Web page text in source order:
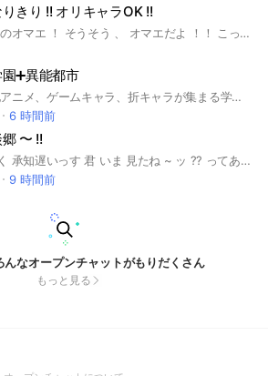
対応がし
主マが分から
く教えて上げたり、 ロルのやり方を実際
あげる事も！ もちろん、初心者さんにも
、 ちゃんと大事なノートを見ずに好き勝
人が多い ────────
ず騒いでおっけ~！ 3， イベント盛
控えているイベントが沢
祭…他には体育祭や決勝祭まで！ 誰でも
ゃないかな？ 皆、入ってみよう！！ 荒
徒 #東方Project #也 #nrkr #オリキャラ #
折
きり !! オリキャラOK !!
あっ ！ そこのオマエ ！ そうそう 、 オマエだよ ！！ こっちに来て ！ ちょっと長いかもだけど 、 最後まで見てくれよな ！！ まず自己紹介だ ！ オイラはパイモン ！ ここの管理人を務めているぞ ！ 非常食じゃないからな ！？ - - - - - - - - - - - - - - - - - ✄ 次に 、 ここの基本的な決まりについて話すぞ ！ 悪口 、 荒らし 、 地雷踏みなど 、 人を傷付けることはゼーッタイにダメ ！！ まっ 、 オマエは良い子だから 、 そんなことしないと思うけどな ！！ スタンプも無しだから気をつけろよ ！！ 最低限ここまで守ってくれればOK ！ ちゃんと読んでくれて 、 ありがとうな ！！ 初心者でも大歓迎 ！ 分からないことがあったらなんでも教えるから 、 遠慮なく聞けよ ！？ ⚠️重要⚠️ 『 入る時は、未定の状態で入ること‼️ 』 ↑ 場合によっては荒らしと見なして削除するかもしれないから 、 守って欲しいぞ ！！ そして 、 ここの合言葉は 『 最高の仲間 』 それじゃ楽しんで ！！ ようこそ 、 ｢ 全キャラ なりきり !! ｣ へ ！ たぐ⬇️ #全キャラなりきり #なりきり #全也 #アニメ #原神 #ホロライブ #にじさんじ #実況者 #鬼滅の刃 #崩スタ #チェンソーマン #呪術廻戦 #暗殺教室 #葬送のフリーレン #ガンダム #HUNTER × HUNTER #進撃の巨人 #ゼンゼロ #怪獣8号 #マッシュル #ヒプノシスマイク #文スト #プロセカ #東方Project #ダンダダン #ウィンブレ #ブルーロック #リゼロ #ONEPIECE
➕異能都市
#ここは、他アニメ、ゲームキャラ、折キャラが集まる学園そして都市です。 チートオリキャラあり、ありだけど強すぎるキャラクターは、使用が出来ません!! 最初に、ルールを絶対みてね? 主チャでのガチ喧嘩や荒らし即抜け'はやめてくださいね? まぁ面倒な話はあとだ!! 詳しくは、中で対応するね!! 君たちの入学を待ってます #雑談 #学園 #全也 #全なり #なりきり #也 #需要 #東方 ロスワ #ワンピース #呪術廻戦 #ダンダダン #怪人 宇宙人 怪獣 ウルトラマン #終末のワルキューレ #ブルーアーカイブ #ゼンゼロ #原神 #崩壊スターレース #初めの一歩 #クトュルフ神話 #魔法少女ノ魔女裁判 #活動者 #ダークギャザリング #映画 #この素晴らしい世界に祝福を #このすば #Re:ゼロから始める異世界生活 #リゼロ #ウマ娘 #超かぐや姫 #Fate #FGO #vチューバー #転スラ #転生したらスライムだった件 #都市伝説 ____________________________________ 緩なりだけど'緩なりでは無い!?上級者'中級者'初心者'大歓迎'合言葉は要らん!!入ったらルールだけ絶対見て!!もう一度言う'ルールは絶対見てね? 建設日11月10日' さぁ君達を待ってるよ まだ見ているのか？ 律儀だね いや'これ以上は何も無いよ？笑笑笑 君達、此処まで見るなら 入ってね？ 頼むよ？ 𝑳‌𝑶‌𝑽‌𝑬
6 時間前
〜 !!
先に 言っとく 承知遅いっす 君 いま 見たね ~ ッ ?? ってああああ 行かないで 〜 っ ､ せめて 説明だけでも っ 。 てことで おはこんばんにちは ~ っ .ᐟ.ᐟ.ᐟ 管理者 です 靈形代 です ← ?? ､ ここは 名前 の 通り 東ロワ に ついて の 雑談 や フレンド交換会 など を するところです 〜 !! あ ､ 言っときますが 承知 の 時 質問 を 2つ します ､ ちゃんと 両方 答えないと 入れません 何日経っても 承知されない場合 もう一度 自分 の 入れた 承知 を 思い出してください ( .ᐣ.ᐣ ) 初心者 上級者 関係な ~ い ッ !! 勿論 東方の雑談 も していいよ 〜 !! ラスワ の セリフ クイズ なんかすると 盛り上がります ッ .ᐟ.ᐟ ルールとかは 入ってから見て欲しいっ !! 見学や体験は名前に書いて欲しいっ 。 今なら 古参 に なれるよ ~ ッ 。 にわかでもがち でも 関係ないのさ ッ .ᐟ.ᐟ 沢山 雑談 しようね 〜 !! 目標 50人 で なにかします ( フラグ ) ん ?? 何も無いよ 〜 ?? ここまで 見てくれたってことは 入ってくれるんだよね ((( 圧 まってるよ 〜 ッ 。 #東方ロストワード #東ロワ #ロスワ #東方 #東方Project
9 時間前
んなオープンチャットがもりだくさん
もっと見る